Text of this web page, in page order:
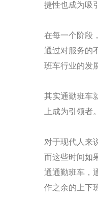
捷性也成为吸
在每一个阶段
通过对服务的
班车行业的发
其实通勤班车
上成为引领者。
对于现代人来
而这些时间如
通通勤班车，
作之余的上下